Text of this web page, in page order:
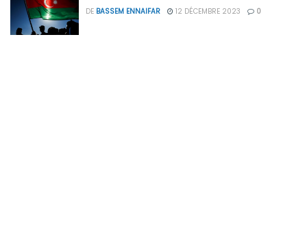
DE BASSEM ENNAIFAR 12 DÉCEMBRE 2023 0